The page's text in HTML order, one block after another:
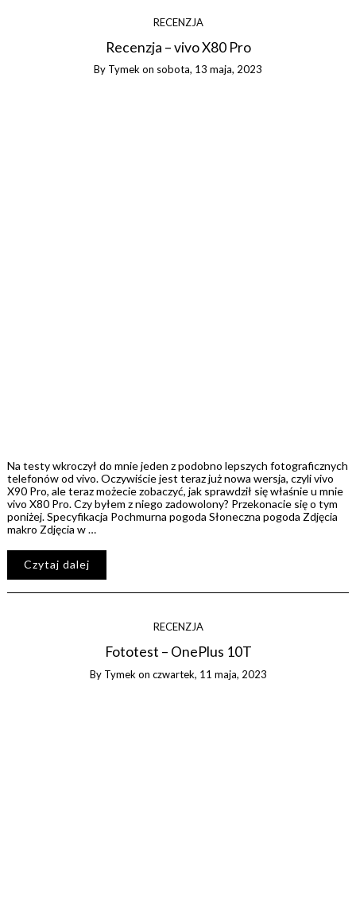
RECENZJA
Recenzja – vivo X80 Pro
By Tymek on sobota, 13 maja, 2023
Na testy wkroczył do mnie jeden z podobno lepszych fotograficznych
telefonów od vivo. Oczywiście jest teraz już nowa wersja, czyli vivo
X90 Pro, ale teraz możecie zobaczyć, jak sprawdził się właśnie u mnie
vivo X80 Pro. Czy byłem z niego zadowolony? Przekonacie się o tym
poniżej. Specyfikacja Pochmurna pogoda Słoneczna pogoda Zdjęcia
makro Zdjęcia w …
Czytaj dalej
RECENZJA
Fototest – OnePlus 10T
By Tymek on czwartek, 11 maja, 2023